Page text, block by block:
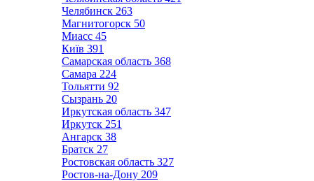
Челябинск 263
Магнитогорск 50
Миасс 45
Київ 391
Самарская область 368
Самара 224
Тольятти 92
Сызрань 20
Иркутская область 347
Иркутск 251
Ангарск 38
Братск 27
Ростовская область 327
Ростов-на-Дону 209